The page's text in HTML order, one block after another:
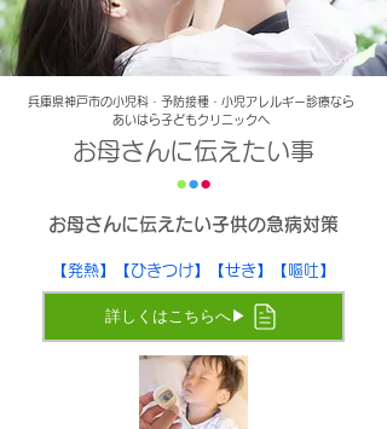
兵庫県神戸市の小児科・予防接種・小児アレルギー診療なら
あいはら子どもクリニックへ
お母さんに伝えたい事
●●●
お母さんに伝えたい子供の急病対策
【発熱】【ひきつけ】【せき】【嘔吐】
詳しくはこちらへ▶